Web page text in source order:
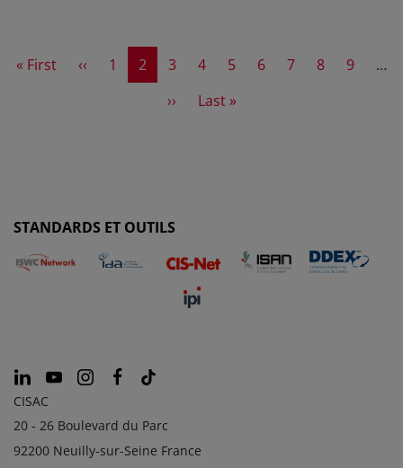
First page
« First Previous page
‹‹ Page
1 Current page
2 Page
3 Page
4 Page
5 Page
6 Page
7 Page
8 Page
9
…
Next page
›› Last page
Last »
STANDARDS ET OUTILS
CISAC
20 - 26 Boulevard du Parc
92200 Neuilly-sur-Seine France